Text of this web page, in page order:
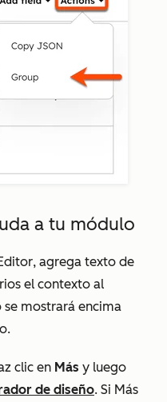
a tu módulo
, agrega texto de
el contexto al
mostrará encima
clic en Más y luego
de diseño. Si Más